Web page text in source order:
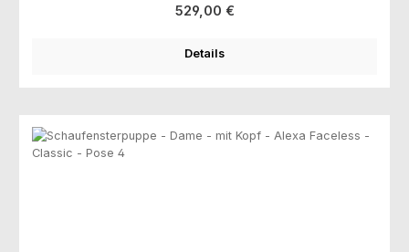
Regulärer Preis:
529,00 €
Details